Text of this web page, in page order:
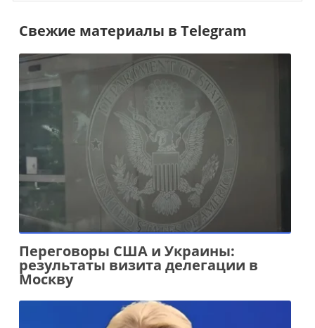
Свежие материалы в Telegram
Переговоры США и Украины:
результаты визита делегации в
Москву